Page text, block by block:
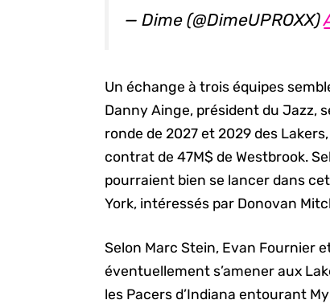
— Dime (@DimeUPROXX)
Un échange à trois équipes
Danny Ainge, président du Jazz,
ronde de 2027 et 2029 des
contrat de 47M$ de Westbrook.
pourraient bien se lancer dans
York, intéressés par Donovan
Selon Marc Stein, Evan Fournier
éventuellement s’amener aux
les Pacers d’Indiana entourant